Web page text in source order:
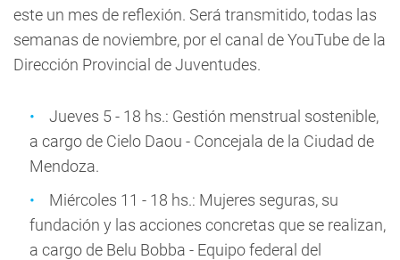
este un mes de reflexión. Será transmitido, todas las
semanas de noviembre, por el canal de YouTube de la
Dirección Provincial de Juventudes.
Jueves 5 - 18 hs.: Gestión menstrual sostenible,
a cargo de Cielo Daou - Concejala de la Ciudad de
Mendoza.
Miércoles 11 - 18 hs.: Mujeres seguras, su
fundación y las acciones concretas que se realizan,
a cargo de Belu Bobba - Equipo federal del